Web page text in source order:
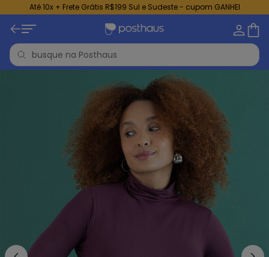
Até 10x + Frete Grátis R$199 Sul e Sudeste - cupom GANHEI